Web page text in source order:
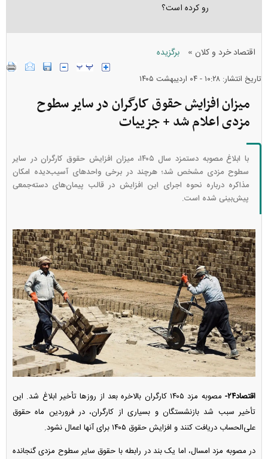
رو کرده است؟
اقتصاد خرد و کلان » برگزیده
تاریخ انتشار: ۱۰:۲۸ - ۰۴ ارديبهشت ۱۴۰۵
میزان افزایش حقوق کارگران در سایر سطوح
مزدی اعلام شد + جزییات
با ابلاغ مصوبه دستمزد سال ۱۴۰۵، میزان افزایش حقوق کارگران در سایر
سطوح مزدی مشخص شد؛ هرچند در برخی واحد‌های آسیب‌دیده امکان
مذاکره درباره نحوه اجرای این افزایش در قالب پیمان‌های دسته‌جمعی
پیش‌بینی شده است.
اقتصاد۲۴-
مصوبه مزد ۱۴۰۵ کارگران بالاخره بعد از روز‌ها تأخیر ابلاغ شد. این
تأخیر سبب شد بازنشستگان و بسیاری از کارگران، در فروردین ماه حقوق
علی‌الحساب دریافت کنند و افزایش حقوق ۱۴۰۵ برای آنها اعمال نشود.
در مصوبه مزد امسال، اما یک بند در رابطه با حقوق سایر سطوح مزدی گنجانده